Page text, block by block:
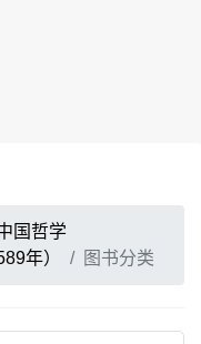
国哲学
年）
图书分类